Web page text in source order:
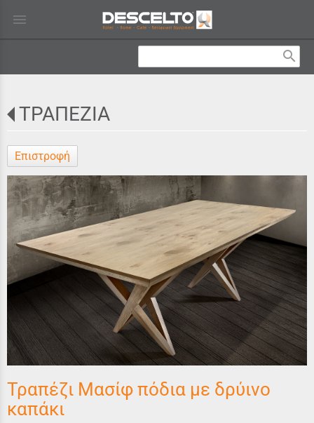
menu
search
ΤΡΑΠΕΖΙΑ
Επιστροφή
Τραπέζι Μασίφ πόδια με δρύινο
καπάκι